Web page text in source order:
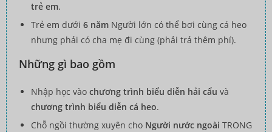
trẻ em.
Trẻ em dưới 6 năm Người lớn có thể bơi cùng cá heo
nhưng phải có cha mẹ đi cùng (phải trả thêm phí).
Những gì bao gồm
Nhập học vào chương trình biểu diễn hải cẩu và
chương trình biểu diễn cá heo.
Chỗ ngồi thường xuyên cho Người nước ngoài TRONG